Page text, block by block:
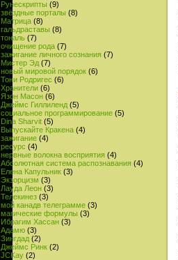
Рунескрипты (9)
звёздные порталы (8)
Матрица (8)
гальдраставы (8)
тональ (7)
очищение рода (7)
зажигание личного сознания (7)
Мистер Эд (7)
новый мировой порядок (6)
Тони Родригес (6)
Хранители (6)
Язон Масон (6)
Джеймс Гиллиленд (5)
социальное программирование (5)
Dina Sharvit (5)
Выпускайте Кракена (4)
зажигание (4)
ресурс (4)
нервные волокна восприятия (4)
Абсолютная система распознавания (4)
Елена Капульник (3)
Экзорцизм (3)
Лауда Леон (3)
Телекинез (3)
мой канадв телеграмме (3)
магические формулы (3)
Ибрагим Хассан (3)
Адамю (3)
Зингдад (2)
Джеймс Ринк (2)
JCKay (2)